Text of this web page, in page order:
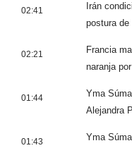
02:41
Irán
postura de
02:21
Francia
naranja
01:44
Yma
Alejandra
01:43
Yma